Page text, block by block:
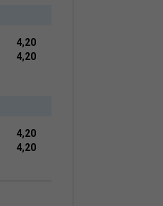
4,20
4,20
4,20
4,20